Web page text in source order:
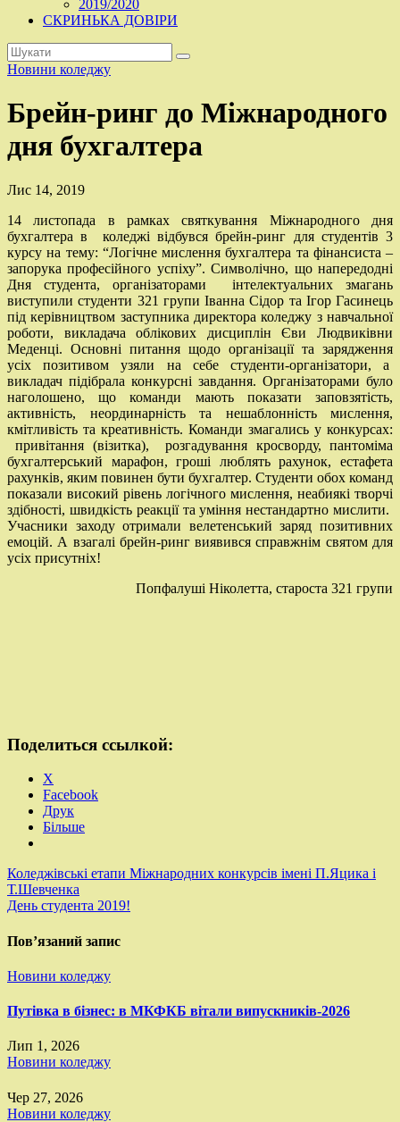
2019/2020
СКРИНЬКА ДОВІРИ
Новини коледжу
Брейн-ринг до Міжнародного
дня бухгалтера
Лис 14, 2019
14 листопада в рамках святкування Міжнародного дня
бухгалтера в коледжі відбувся брейн-ринг для студентів 3
курсу на тему: “Логічне мислення бухгалтера та фінансиста –
запорука професійного успіху”. Символічно, що напередодні
Дня студента, організаторами інтелектуальних змагань
виступили студенти 321 групи Іванна Сідор та Ігор Гасинець
під керівництвом заступника директора коледжу з навчальної
роботи, викладача облікових дисциплін Єви Людвиківни
Меденці. Основні питання щодо організації та зарядження
усіх позитивом узяли на себе студенти-організатори, а
викладач підібрала конкурсні завдання. Організаторами було
наголошено, що команди мають показати заповзятість,
активність, неординарність та нешаблонність мислення,
кмітливість та креативність. Команди змагались у конкурсах:
привітання (візитка), розгадування кросворду, пантоміма
бухгалтерський марафон, гроші люблять рахунок, естафета
рахунків, яким повинен бути бухгалтер. Студенти обох команд
показали високий рівень логічного мислення, неабиякі творчі
здібності, швидкість реакції та уміння нестандартно мислити.
Учасники заходу отримали велетенський заряд позитивних
емоцій. А взагалі брейн-ринг виявився справжнім святом для
усіх присутніх!
Попфалуші Ніколетта, староста 321 групи
Поделиться ссылкой:
X
Facebook
Друк
Більше
Навігація
записів
Коледжівські етапи Міжнародних конкурсів імені П.Яцика і
Т.Шевченка
День студента 2019!
Пов’язаний запис
Новини коледжу
Путівка в бізнес: в МКФКБ вітали випускників-2026
Лип 1, 2026
Новини коледжу
Чер 27, 2026
Новини коледжу